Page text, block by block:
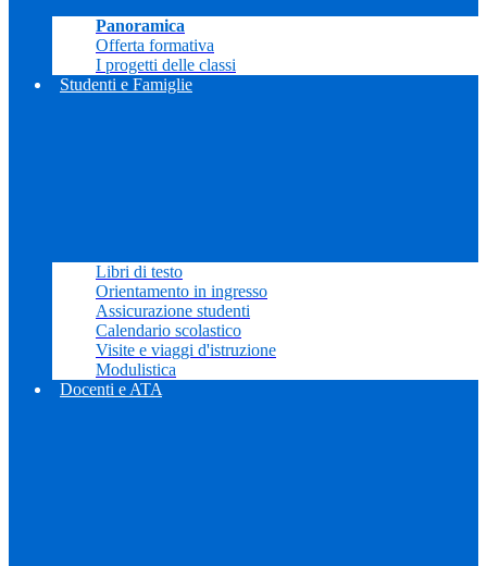
Panoramica
Offerta formativa
I progetti delle classi
Studenti e Famiglie
Libri di testo
Orientamento in ingresso
Assicurazione studenti
Calendario scolastico
Visite e viaggi d'istruzione
Modulistica
Docenti e ATA